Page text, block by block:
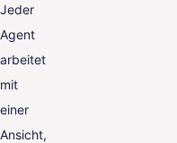
Jeder
Agent
arbeitet
mit
einer
Ansicht,